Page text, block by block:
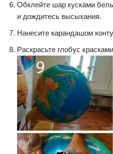
Обклейте шар кусками
и дождитесь высыхания.
Нанесите карандашом
Раскрасьте глобус